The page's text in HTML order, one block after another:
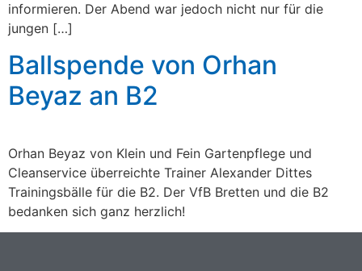
informieren. Der Abend war jedoch nicht nur für die
jungen […]
Ballspende von Orhan
Beyaz an B2
Orhan Beyaz von Klein und Fein Gartenpflege und
Cleanservice überreichte Trainer Alexander Dittes
Trainingsbälle für die B2. Der VfB Bretten und die B2
bedanken sich ganz herzlich!